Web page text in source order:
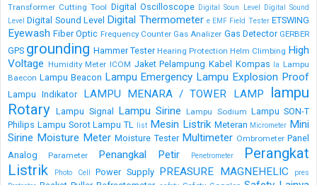
Transformer Cutting Tool Digital Oscilloscope Digital Soun Level Digital Sound
Level Digital Sound Level Digital Thermometer e EMF Field Tester ETSWING
Eyewash Fiber Optic Frequency Counter Gas Analizer Gas Detector GERBER
GPS grounding Hammer Tester Hearing Protection Helm Climbing High
Voltage Humidity Meter ICOM Jaket Pelampung Kabel Kompas la Lampu
Baecon Lampu Beacon Lampu Emergency Lampu Explosion Proof
Lampu Indikator LAMPU MENARA / TOWER LAMP
lampu
Rotary Lampu Signal Lampu Sirine Lampu Sodium Lampu SON-T
Philips Lampu Sorot Lampu TL list Mesin Listrik Meteran Micrometer Mini
Sirine Moisture Meter Moisture Tester Multimeter Ombrometer Panel
Analog
Parameter Penangkal Petir Penetrometer
Perangkat
Listrik
Photo Cell Power Supply PREASURE MAGNEHELIC
pres